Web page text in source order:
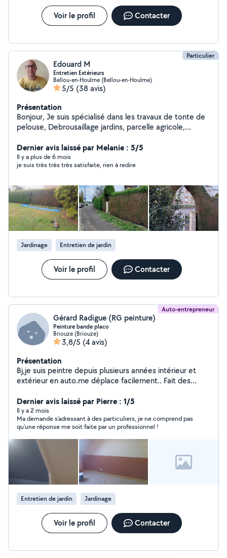
Voir le profil Contacter
Particulier
Edouard M
Entretien Extérieurs
Bellou-en-Houlme (Bellou-en-Houlme)
5/5 (38 avis)
Présentation
Bonjour, Je suis spécialisé dans les travaux de tonte de
pelouse, Debrousaillage jardins, parcelle agricole,
abattage, bois de chauffage. Tous travaux entretien
extérieurs. J'ai le matériel Adéquat. Je suis sérieux et
consciencieux. Cordialement
Dernier avis laissé par Melanie : 5/5
Il y a plus de 6 mois
je suis très très très satisfaite, rien à redire
Jardinage Entretien de jardin
Voir le profil Contacter
Auto-entrepreneur
Gérard Radigue (RG peinture)
Peinture bande placo
Briouze (Briouze)
3,8/5 (4 avis)
Présentation
Bj,je suis peintre depuis plusieurs années intérieur et
extérieur en auto.me déplace facilement.. Fait des
Dernier avis laissé par Pierre : 1/5
Il y a 2 mois
Ma demande s'adressant à des particuliers, je ne comprend pas
qu'une réponse me soit faite par un professionnel !
Entretien de jardin Jardinage
Voir le profil Contacter